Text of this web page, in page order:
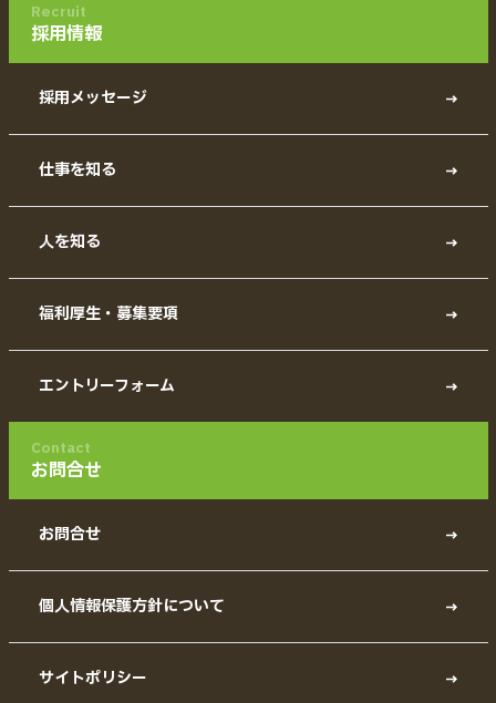
Recruit
採用情報
採用メッセージ
仕事を知る
人を知る
福利厚生・募集要項
エントリーフォーム
Contact
お問合せ
お問合せ
個人情報保護方針について
サイトポリシー